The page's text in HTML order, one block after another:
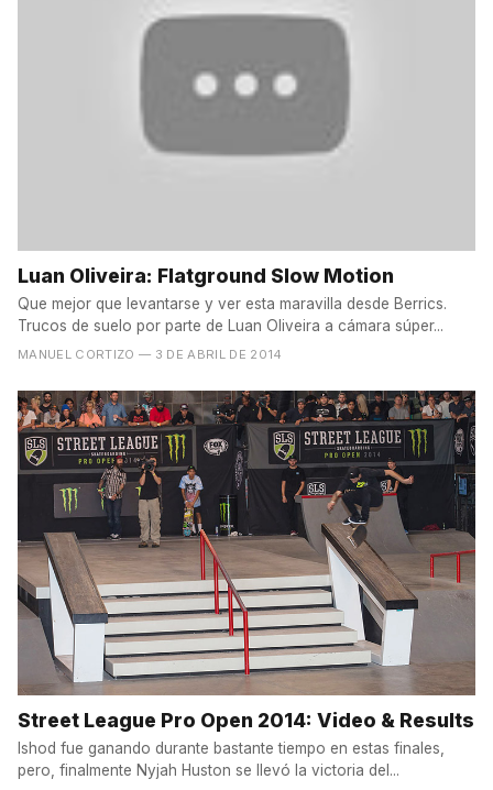
Luan Oliveira: Flatground Slow Motion
Que mejor que levantarse y ver esta maravilla desde Berrics.
Trucos de suelo por parte de Luan Oliveira a cámara súper...
MANUEL CORTIZO — 3 DE ABRIL DE 2014
Street League Pro Open 2014: Video & Results
Ishod fue ganando durante bastante tiempo en estas finales,
pero, finalmente Nyjah Huston se llevó la victoria del...